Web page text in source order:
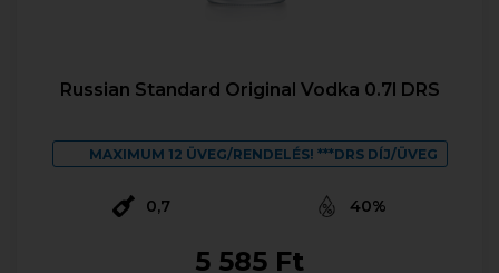
Russian Standard Original Vodka 0.7l DRS
MAXIMUM 12 ÜVEG/RENDELÉS! ***DRS DÍJ/ÜVEG
0,7 40%
5 585 Ft